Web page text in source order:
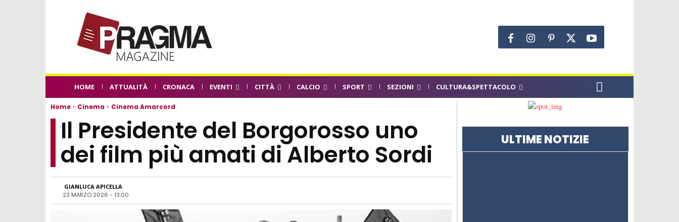
HOME ATTUALITÀ CRONACA EVENTI CITTÀ CALCIO SPORT SEZIONI CULTURA&SPETTACOLO
Home Cinema Cinema Amarcord
Il Presidente del Borgorosso uno
dei film più amati di Alberto Sordi
GIANLUCA APICELLA
23 MARZO 2026 - 13:00
ULTIME NOTIZIE